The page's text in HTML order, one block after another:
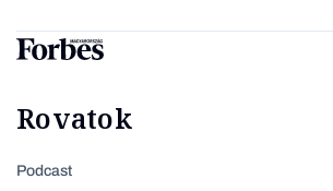
Rovatok
Podcast